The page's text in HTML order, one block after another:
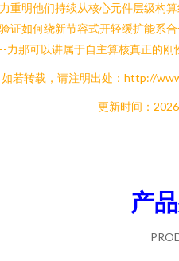
重明他们持续从核心元件层级构
证如何绕新节容式开轻缓扩能系
力那可以讲属于自主算核真正的刚
如若转载，请注明出处：http://
更新时间：
产